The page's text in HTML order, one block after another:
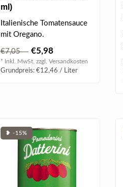
ml)
Italienische Tomatensauce
mit Oregano.
€7,05 €5,98
* Inkl. MwSt. zzgl. Versandkosten
Grundpreis: €12,46 / Liter
❥ -15%